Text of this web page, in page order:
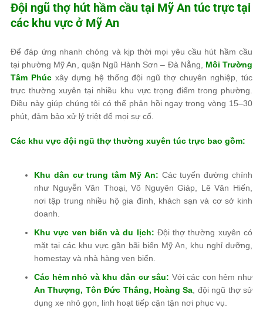
Đội ngũ thợ hút hầm cầu tại Mỹ An túc trực tại
các khu vực ở Mỹ An
Để đáp ứng nhanh chóng và kịp thời mọi yêu cầu hút hầm cầu
tại phường Mỹ An, quận Ngũ Hành Sơn – Đà Nẵng, Môi Trường
Tâm Phúcxây dựng hệ thống đội ngũ thợ chuyên nghiệp, túc
trực thường xuyên tại nhiều khu vực trọng điểm trong phường.
Điều này giúp chúng tôi có thể phản hồi ngay trong vòng 15–30
phút, đảm bảo xử lý triệt để mọi sự cố.
Các khu vực đội ngũ thợ thường xuyên túc trực bao gồm:
Khu dân cư trung tâm Mỹ An: Các tuyến đường chính
như Nguyễn Văn Thoại, Võ Nguyên Giáp, Lê Văn Hiến,
nơi tập trung nhiều hộ gia đình, khách sạn và cơ sở kinh
doanh.
Khu vực ven biển và du lịch: Đội thợ thường xuyên có
mặt tại các khu vực gần bãi biển Mỹ An, khu nghỉ dưỡng,
homestay và nhà hàng ven biển.
Các hẻm nhỏ và khu dân cư sâu: Với các con hẻm như
An Thượng, Tôn Đức Thắng, Hoàng Sa , đội ngũ thợ sử
dụng xe nhỏ gọn, linh hoạt tiếp cận tận nơi phục vụ.